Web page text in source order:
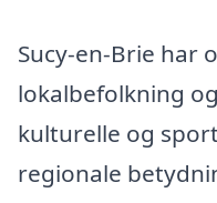
Sucy-en-Brie har
lokalbefolkning
kulturelle og
regionale